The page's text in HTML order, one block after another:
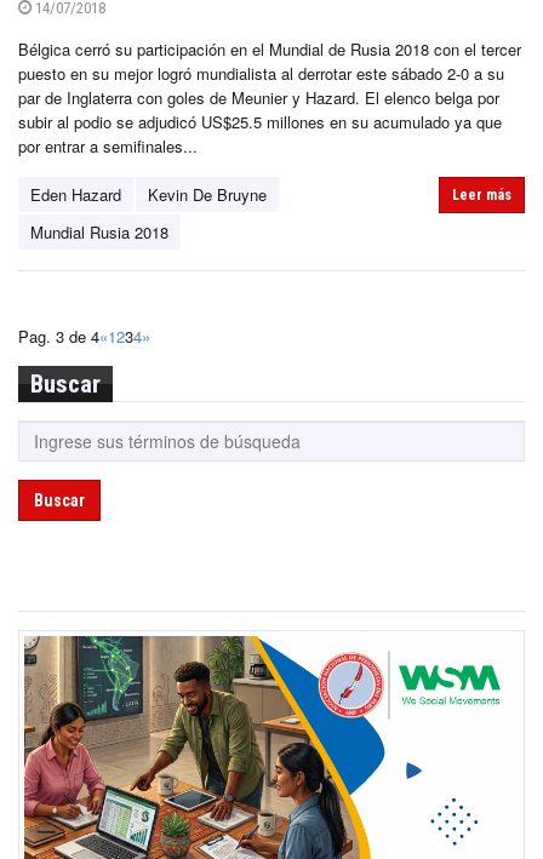
14/07/2018
Bélgica cerró su participación en el Mundial de Rusia 2018 con el tercer
puesto en su mejor logró mundialista al derrotar este sábado 2-0 a su
par de Inglaterra con goles de Meunier y Hazard. El elenco belga por
subir al podio se adjudicó US$25.5 millones en su acumulado ya que
por entrar a semifinales...
Eden Hazard
Kevin De Bruyne
Mundial Rusia 2018
Leer más
Pag. 3 de 4«1234»
Buscar
Buscar